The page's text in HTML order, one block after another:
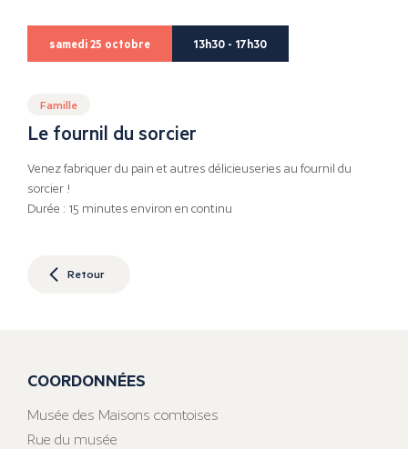
samedi 25 octobre 13h30 - 17h30
Famille
Le fournil du sorcier
Venez fabriquer du pain et autres délicieuseries au fournil du
sorcier !
Durée : 15 minutes environ en continu
Retour
COORDONNÉES
Musée des Maisons comtoises
Rue du musée